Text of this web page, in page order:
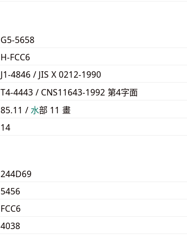
G5-5658
H-FCC6
J1-4846 / JIS X 0212-1990
T4-4443 / CNS11643-1992 第4字面
85.11 / ⽔部 11 畫
14
244D69
5456
FCC6
4038